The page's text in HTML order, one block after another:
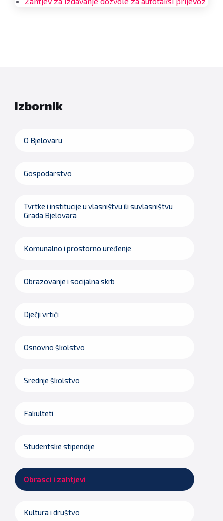
Izbornik
O Bjelovaru
Gospodarstvo
Tvrtke i institucije u vlasništvu ili suvlasništvu
Grada Bjelovara
Komunalno i prostorno uređenje
Obrazovanje i socijalna skrb
Dječji vrtići
Osnovno školstvo
Srednje školstvo
Fakulteti
Studentske stipendije
Obrasci i zahtjevi
Kultura i društvo